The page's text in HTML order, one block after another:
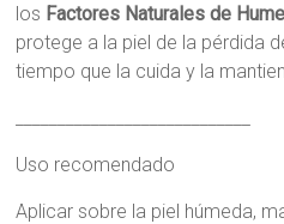
los Factores Naturales de
protege a la piel de la pérdida
tiempo que la cuida y la
Uso recomendado
Aplicar sobre la piel húmeda,